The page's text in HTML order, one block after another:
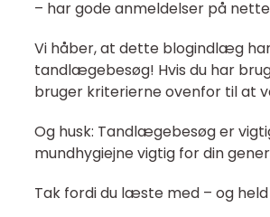
– har gode anmeldelser på
Vi håber, at dette blogindlæg
tandlægebesøg! Hvis du har
bruger kriterierne ovenfor til at
Og husk: Tandlægebesøg er
mundhygiejne vigtig for din
Tak fordi du læste med – og